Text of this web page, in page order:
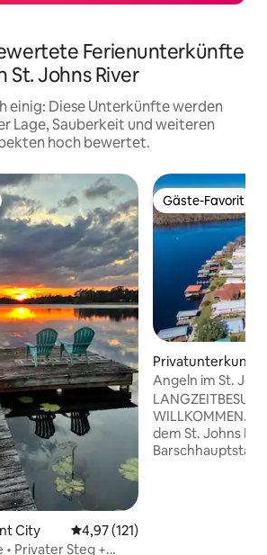
Ferienunterkünfte
St. Johns River
einig: Diese Unterkünfte werden
Lage, Sauberkeit und weiteren
hoch bewertet.
City Durchschnittliche Bewertung:
4,97 (121)
• Privater Steg +
Gäste-Favorit
Gäste-Favorit
Privatunterkunft
Angeln im St.
dem St. Johns